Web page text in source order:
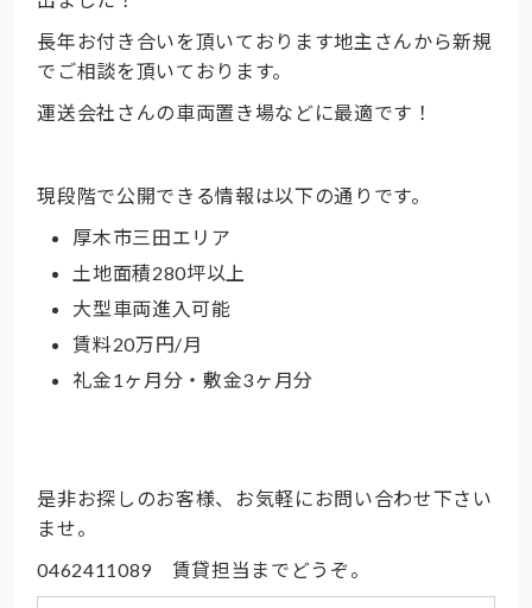
長年お付き合いを頂いております地主さんから新規
でご相談を頂いております。
運送会社さんの車両置き場などに最適です！
現段階で公開できる情報は以下の通りです。
厚木市三田エリア
土地面積280坪以上
大型車両進入可能
賃料20万円/月
礼金1ヶ月分・敷金3ヶ月分
是非お探しのお客様、お気軽にお問い合わせ下さい
ませ。
0462411089 賃貸担当までどうぞ。